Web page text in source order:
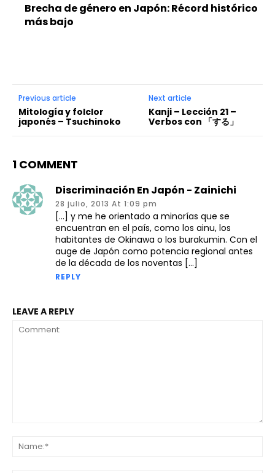
Brecha de género en Japón: Récord histórico
más bajo
Previous article
Mitología y folclor
japonés – Tsuchinoko
Next article
Kanji – Lección 21 –
Verbos con 「する」
1 COMMENT
Discriminación En Japón - Zainichi
28 julio, 2013 At 1:09 pm
[…] y me he orientado a minorías que se
encuentran en el país, como los ainu, los
habitantes de Okinawa o los burakumin. Con el
auge de Japón como potencia regional antes
de la década de los noventas […]
REPLY
LEAVE A REPLY